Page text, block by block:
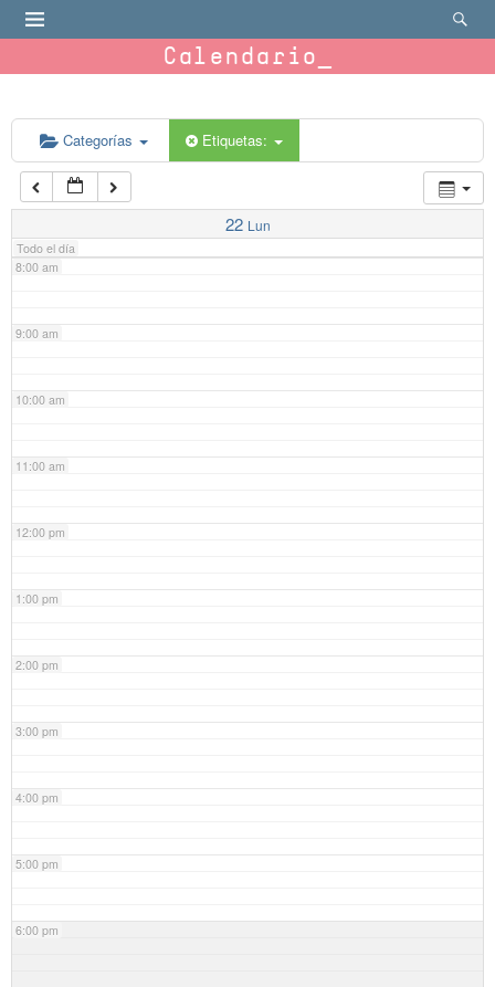
Calendario
Categorías Etiquetas:
22 Lun
Todo el día
6:00 am
7:00 am
8:00 am
9:00 am
10:00 am
11:00 am
12:00 pm
1:00 pm
2:00 pm
3:00 pm
4:00 pm
5:00 pm
6:00 pm